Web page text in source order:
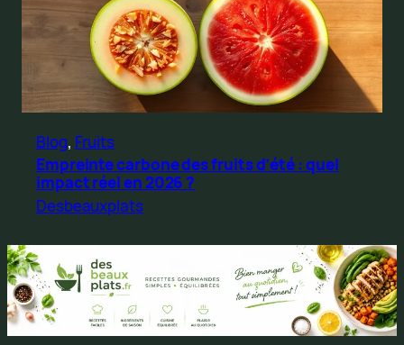
Blog, Fruits
Empreinte carbone des fruits d’été : quel
impact réel en 2026 ?
Desbeauxplats